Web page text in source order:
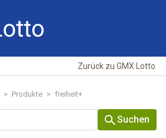
Zurück zu GMX Lotto
Produkte freiheit+
Suchen